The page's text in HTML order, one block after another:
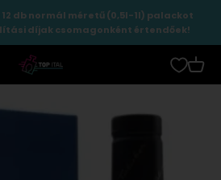
db normál méretű (0,5l-1l) palackot
díjak csomagonként értendőek!
TopItal Kosár